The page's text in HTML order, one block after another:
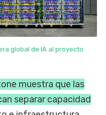
global de IA al proyecto
muestra que las
separar capacidad